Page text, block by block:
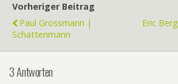
Vorheriger Beitrag
Paul Grossmann |
Schattenmann
Eric
3 Antworten